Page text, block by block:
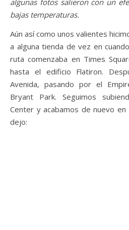
bajas temperaturas.
Aún así como unos valientes
a alguna tienda de vez en
ruta comenzaba en Times
hasta el edificio Flatiron.
Avenida, pasando por el
Bryant Park. Seguimos
Center y acabamos de nuevo en
dejo: